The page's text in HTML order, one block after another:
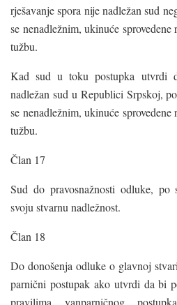
rješavanje spora nije nadležan sud
se nenadležnim, ukinuće
tužbu.
Kad sud u toku postupka utvrdi
nadležan sud u Republici Srpskoj,
se nenadležnim, ukinuće
tužbu.
Član 17
Sud do pravosnažnosti odluke, po
svoju stvarnu nadležnost.
Član 18
Do donošenja odluke o glavnoj
parnični postupak ako utvrdi da bi
pravilima vanparničnog